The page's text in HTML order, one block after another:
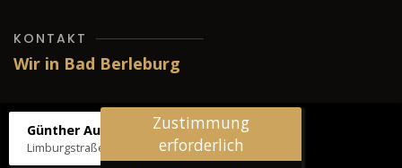
KONTAKT
Wir in Bad Berleburg
Günther Autos & Service
Limburgstraße 39, 57319 Bad Berleburg
Zustimmung
erforderlich